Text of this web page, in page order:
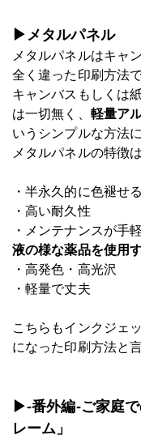
▶メタルパネル
メタルパネルはキャ
全く違った印刷方法で
キャンバスもしくは
は一切無く、 軽量ア
いうシンプルな方法
メタルパネルの特徴
・半永久的に色褪せ
・高い耐久性
・メンテナンスが手
液の様な薬品を使用
・高発色・高光沢
・軽量で丈夫
こちらもインクジェ
になった印刷方法と
▶-番外編-ご家庭
レーム」